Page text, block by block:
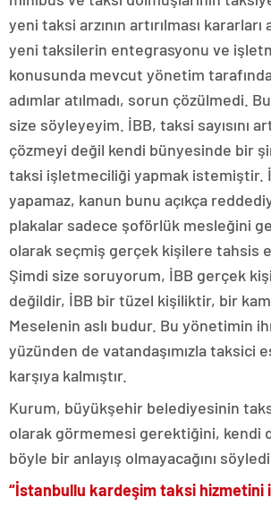
yeni taksi arzının artırılması kararları
yeni taksilerin entegrasyonu ve
konusunda mevcut yönetim
adımlar atılmadı, sorun çözülmedi.
size söyleyeyim. İBB, taksi sayısını
çözmeyi değil kendi bünyesinde bir
taksi işletmeciliği yapmak istemiştir.
yapamaz, kanun bunu açıkça
plakalar sadece şoförlük mesleğini
olarak seçmiş gerçek kişilere tahsis
Şimdi size soruyorum, İBB gerçek
değildir, İBB bir tüzel kişiliktir, bir
Meselenin aslı budur. Bu yönetimin
yüzünden de vatandaşımızla taksici
karşıya kalmıştır.
Kurum, büyükşehir belediyesinin
olarak görmemesi gerektiğini, kendi
böyle bir anlayış olmayacağını söyledi.
“İstanbullu kardeşim taksi hizmetini